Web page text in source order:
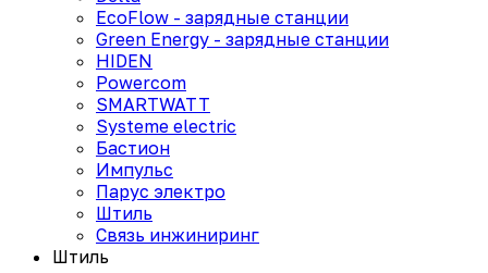
EcoFlow - зарядные станции
Green Energy - зарядные станции
HIDEN
Powercom
SMARTWATT
Systeme electric
Бастион
Импульс
Парус электро
Штиль
Связь инжиниринг
Штиль